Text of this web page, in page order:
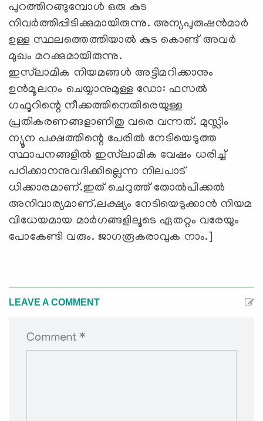
പുറത്തിറങ്ങുമ്പോൾ ഒരു കുട
നിവർത്തിപ്പിടിക്കുമായിരുന്നു. അന്യപുരുഷൻമാർ
ഉള്ള സ്ഥലത്തെത്തിയാൽ കുട കൊണ്ട് അവർ
മുഖം മറക്കുമായിരുന്നു.
ഇസ്‌ലാമിക നിയമങ്ങൾ അട്ടിമറിക്കാനും
ഉൻമൂലനം ചെയ്യാനുമുള്ള ഡോ: ഫസൽ
ഗഫൂറിന്റെ നീക്കത്തിനെതിരെയുള്ള
പ്രതികരണങ്ങളാണിതു വരെ വന്നത്. മുസ്ലിം
ന്യൂന പക്ഷത്തിന്റെ പേരിൽ നേടിയെടുത്ത
സ്ഥാപനങ്ങളിൽ ഇസ്‌ലാമിക വേഷം ധരിച്ച്
പഠിക്കാനനുവദിക്കില്ലെന്ന നിലപാട്
ധിക്കാരമാണ്.ഇത് ചെറുത്ത് തോൽപിക്കൽ
അനിവാര്യമാണ്.ലക്ഷ്യം നേടിയെടുക്കാൻ നിയമ
വിധേയമായ മാർഗങ്ങളിലൂടെ ഏതറ്റം വരേയും
പോകേണ്ടി വരും. ജാഗരൂകരാവുക നാം.]
LEAVE A COMMENT
Comment *